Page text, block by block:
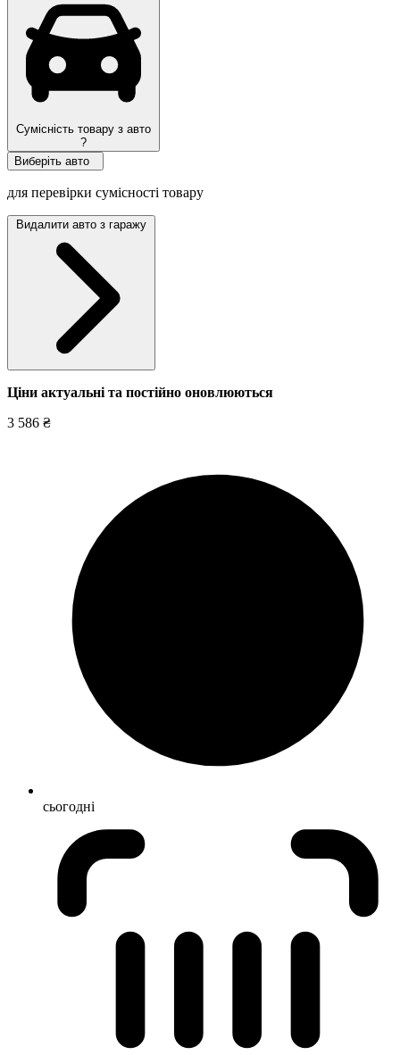
Сумісність товару з авто
?
Виберіть авто
для перевірки сумісності товару
Видалити авто з гаражу
Ціни актуальні та постійно оновлюються
3 586 ₴
сьогодні